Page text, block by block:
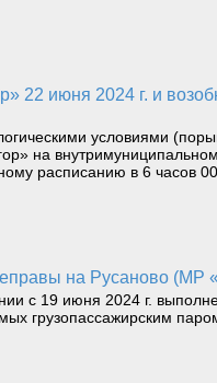
условиями
на
расписанию в 6 часов
на Русаново (МР
с 19 июня 2024 г.
грузопассажирским